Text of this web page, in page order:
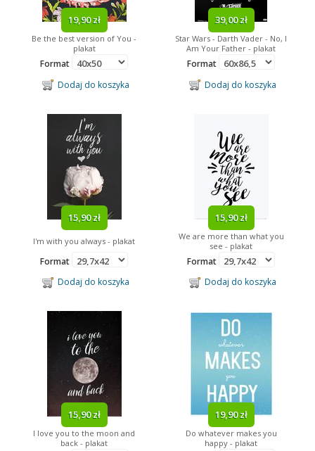
19,90 zł
Be the best version of You -
plakat
Format
Dodaj do koszyka
39,00 zł
Star Wars - Darth Vader - No, I
Am Your Father - plakat
Format
Dodaj do koszyka
15,90 zł
I'm with you always - plakat
Format
Dodaj do koszyka
15,90 zł
We are more than what you
see - plakat
Format
Dodaj do koszyka
15,90 zł
I love you to the moon and
back - plakat
19,90 zł
Do whatever makes you
happy - plakat